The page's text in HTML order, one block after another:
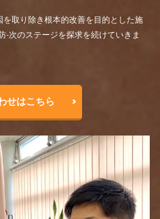
取り除き根本的改善を目的とした施
-次のステージを探求を続けていきま
せはこちら